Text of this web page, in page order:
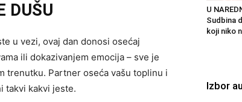
DUŠU
u vezi, ovaj dan donosi osećaj
ili dokazivanjem emocija – sve je
trenutku. Partner oseća vašu toplinu i
takvi kakvi jeste.
U
Sudbina
koji niko
Izbor